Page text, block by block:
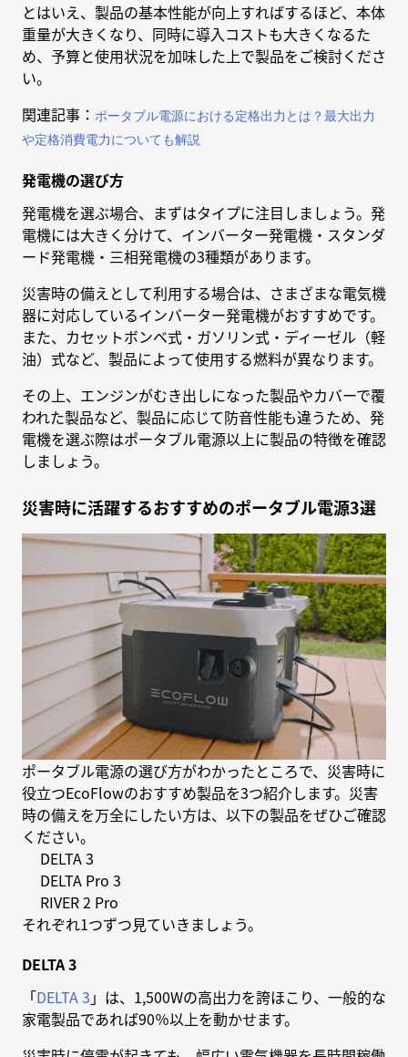
とはいえ、製品の基本性能が向上すればするほど、本体
重量が大きくなり、同時に導入コストも大きくなるた
め、予算と使用状況を加味した上で製品をご検討くださ
い。
関連記事： ポータブル電源における定格出力とは？最大出力
や定格消費電力についても解説
発電機の選び方
発電機を選ぶ場合、まずはタイプに注目しましょう。発
電機には大きく分けて、インバーター発電機・スタンダ
ード発電機・三相発電機の3種類があります。
災害時の備えとして利用する場合は、さまざまな電気機
器に対応しているインバーター発電機がおすすめです。
また、カセットボンベ式・ガソリン式・ディーゼル（軽
油）式など、製品によって使用する燃料が異なります。
その上、エンジンがむき出しになった製品やカバーで覆
われた製品など、製品に応じて防音性能も違うため、発
電機を選ぶ際はポータブル電源以上に製品の特徴を確認
しましょう。
災害時に活躍するおすすめのポータブル電源3選
ポータブル電源の選び方がわかったところで、災害時に
役立つEcoFlowのおすすめ製品を3つ紹介します。災害
時の備えを万全にしたい方は、以下の製品をぜひご確認
ください。
DELTA 3
DELTA Pro 3
RIVER 2 Pro
それぞれ1つずつ見ていきましょう。
DELTA 3
「DELTA 3 」は、1,500Wの高出力を誇ほこり、一般的な
家電製品であれば90％以上を動かせます。